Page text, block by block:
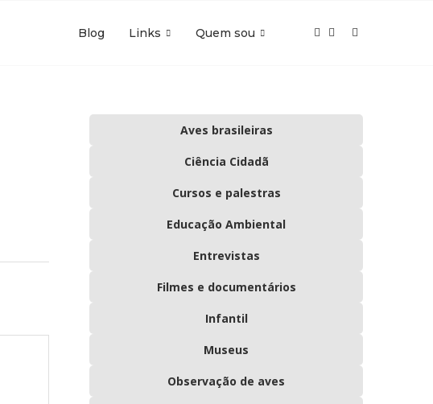
Blog Links Quem sou
Aves brasileiras
Ciência Cidadã
Cursos e palestras
Educação Ambiental
Entrevistas
Filmes e documentários
Infantil
Museus
Observação de aves